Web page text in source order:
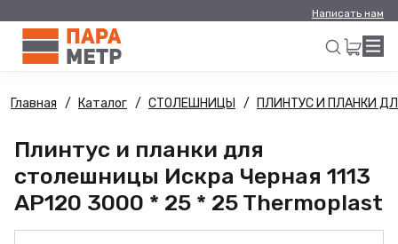
Написать нам
Искать
Главная Каталог СТОЛЕШНИЦЫ ПЛИНТУС И ПЛАНКИ
Плинтус и планки для
столешницы Искра Черная 1113
AP120 3000 * 25 * 25 Thermoplast